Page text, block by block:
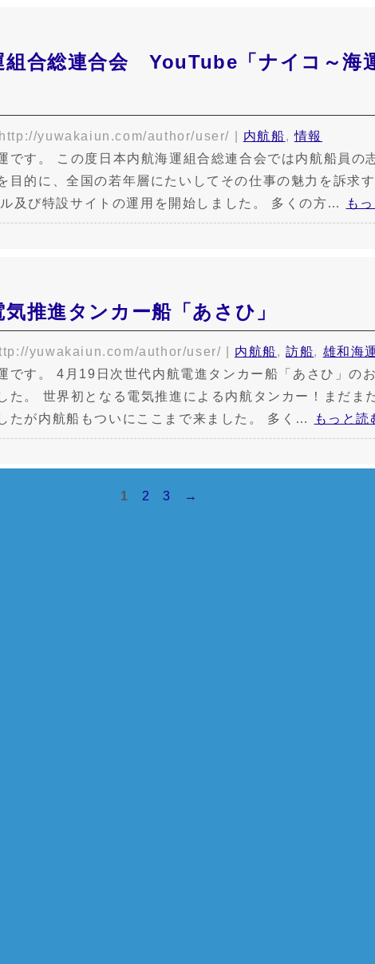
組合総連合会 YouTube「ナイコ～海
http://yuwakaiun.com/author/user/ 内航船,情報
です。 この度日本内航海運組合総連合会では内航船員の
目的に、全国の若年層にたいしてその仕事の魅力を訴求す
及び特設サイトの運用を開始しました。 多くの方…
も
推進タンカー船「あさひ」
yuwakaiun.com/author/user/ 内航船,訪船, 雄和海
です。 4月19日次世代内航電進タンカー船「あさひ」の
た。 世界初となる電気推進による内航タンカー！まだま
たが内航船もついにここまで来ました。 多く…
もっと読
1 2 3 →